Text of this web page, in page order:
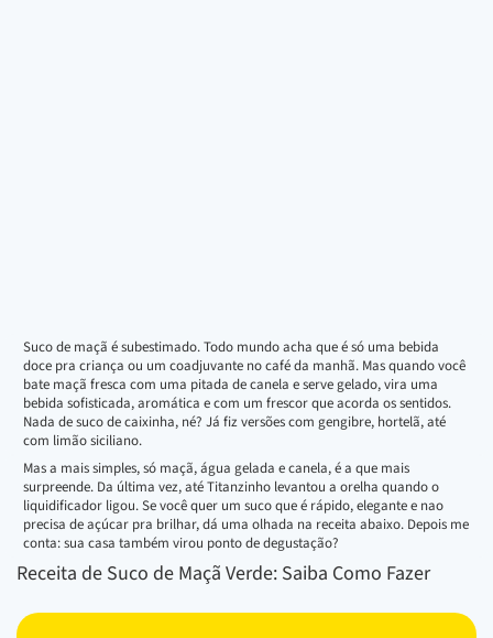
Suco de maçã é subestimado. Todo mundo acha que é só uma bebida
doce pra criança ou um coadjuvante no café da manhã. Mas quando você
bate maçã fresca com uma pitada de canela e serve gelado, vira uma
bebida sofisticada, aromática e com um frescor que acorda os sentidos.
Nada de suco de caixinha, né? Já fiz versões com gengibre, hortelã, até
com limão siciliano.
Mas a mais simples, só maçã, água gelada e canela, é a que mais
surpreende. Da última vez, até Titanzinho levantou a orelha quando o
liquidificador ligou. Se você quer um suco que é rápido, elegante e nao
precisa de açúcar pra brilhar, dá uma olhada na receita abaixo. Depois me
conta: sua casa também virou ponto de degustação?
Receita de Suco de Maçã Verde: Saiba Como Fazer